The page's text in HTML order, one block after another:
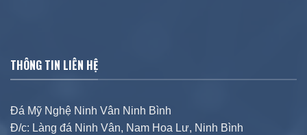
THÔNG TIN LIÊN HỆ
Đá Mỹ Nghệ Ninh Vân Ninh Bình
Đ/c: Làng đá Ninh Vân, Nam Hoa Lư, Ninh Bình